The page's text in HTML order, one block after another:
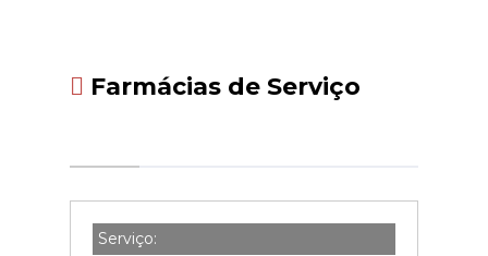
Farmácias de Serviço
Serviço: